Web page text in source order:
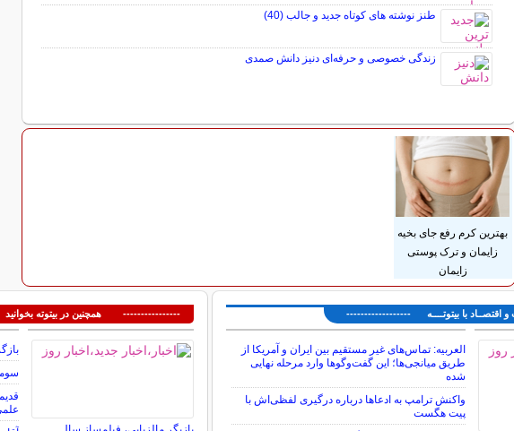
طنز نوشته های کوتاه جدید و جالب (40)
زندگی خصوصی و حرفه‌ای دنیز دانش صمدی
بهترین کرم رفع جای بخیه
زایمان و ترک پوستی
زایمان
با بیتوتــــه ------------------
العربیه: تماس‌های غیر مستقیم بین ایران و آمریکا از
طریق میانجی‌ها؛ این گفت‌و‌گو‌ها وارد مرحله نهایی
شده
واکنش ترامپ به ادعاها درباره درگیری لفظی‌اش با
پیت هگست
---------------- همچنین در بیتوته